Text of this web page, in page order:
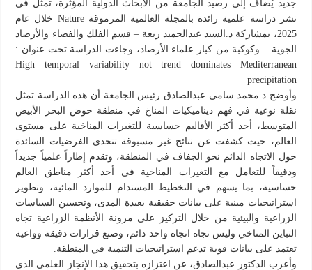
جديد يُضاف إلى رصيد الجامعة من الأبحاث الدولية المؤثرة، تمثل في
نشر دراسة علمية رائدة بالمجلة العالمية المرموقة Nature خلال عام
2025، بمشاركة د.السيد عبدالحميد ربعة – قسم الفلك والفضاء والأرصاد
الجوية – وكوكبة من كبار علماء الأرصاد، وجاءت الدراسة تحت عنوان :
High temporal variability not trend dominates Mediterranean
precipitation
وأوضح د.محمد سامى عبدالصادق رئيس الجامعة أن هذه الدراسة تمثل
نقلة نوعية في فهم ديناميكيات المناخ في منطقة حوض البحر الأبيض
المتوسط، أحد أكثر الأقاليم حساسية للتغيرات المناخية على مستوى
العالم، حيث كشفت عن نتائج غير مسبوقة تتحدى الفرضيات السائدة
حول الاتجاه الدائم نحو الجفاف في المنطقة، وتقدم إطاراً علمياً جديداً
ودقيقاً للتعامل مع التغيرات المناخية في أحد أكثر مناطق العالم
حساسية، بما يسهم في التخطيط المستدام للموارد المائية، وتطوير
استراتيجيات مبنية على بيانات حقيقية بعيدة المدى، وتحسين السياسات
الزراعية والبيئية من خلال التركيز على مرونة الأنظمة الزراعية تجاه
التباين المناخي وليس تجاه اتجاه واحد دائم، وصنع قرارات دقيقة وواعية
تعتمد على بيانات قوية تدعم استراتيجيات التنمية في المنطقة.
وأعرب الدكتور عبدالصادق، عن اعتزازه بتحقيق هذا الإنجاز العلمي الذي